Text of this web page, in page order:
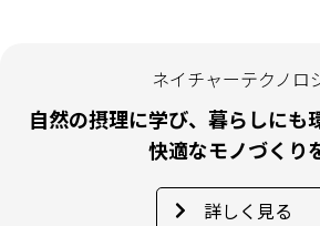
ネイチャーテクノロ
自然の摂理に学び、暮らしにも
快適なモノづくり
詳しく見る